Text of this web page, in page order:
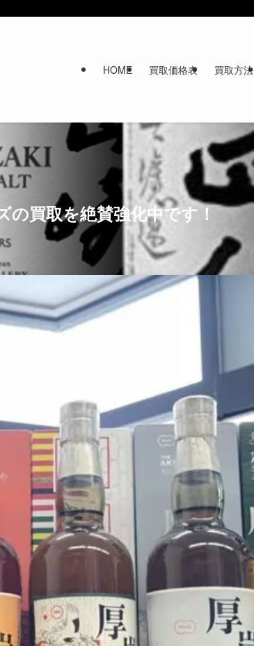
HOME 買取価格表 買取方法
の買取を絶賛強化中です！